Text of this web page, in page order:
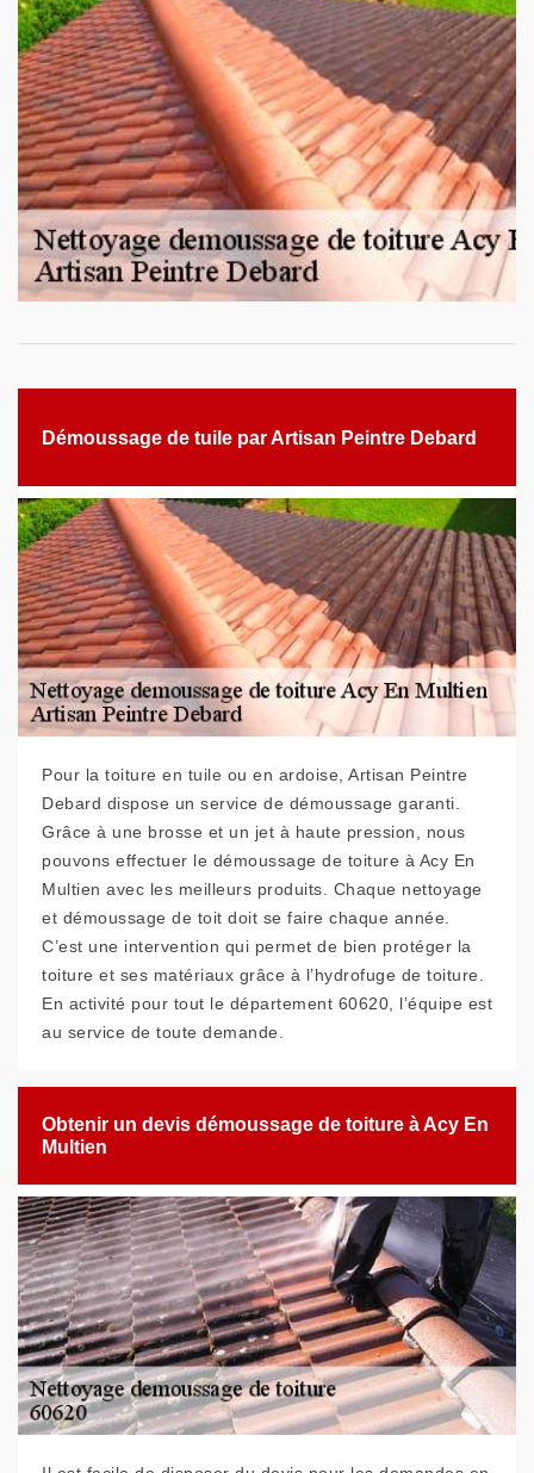
Démoussage de tuile par Artisan Peintre Debard
Pour la toiture en tuile ou en ardoise, Artisan Peintre
Debard dispose un service de démoussage garanti.
Grâce à une brosse et un jet à haute pression, nous
pouvons effectuer le démoussage de toiture à Acy En
Multien avec les meilleurs produits. Chaque nettoyage
et démoussage de toit doit se faire chaque année.
C’est une intervention qui permet de bien protéger la
toiture et ses matériaux grâce à l’hydrofuge de toiture.
En activité pour tout le département 60620, l’équipe est
au service de toute demande.
Obtenir un devis démoussage de toiture à Acy En
Multien